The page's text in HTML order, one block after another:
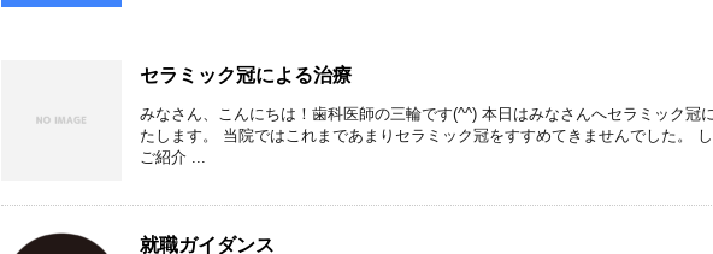
セラミック冠による治療
みなさん、こんにちは！歯科医師の三輪です(⁠^⁠^⁠) 本日はみなさんへセラミック冠
たします。 当院ではこれまであまりセラミック冠をすすめてきませんでした。
ご紹介 ...
就職ガイダンス